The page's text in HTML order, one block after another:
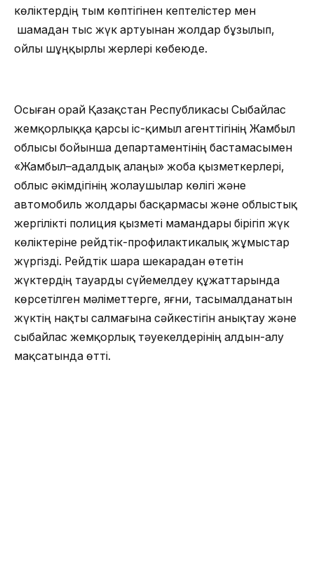
көліктердің тым көптігінен кептелістер мен
шамадан тыс жүк артуынан жолдар бұзылып,
ойлы шұңқырлы жерлері көбеюде.
Осыған орай Қазақстан Республикасы Сыбайлас
жемқорлыққа қарсы іс-қимыл агенттігінің Жамбыл
облысы бойынша департаментінің бастамасымен
«Жамбыл–адалдық алаңы» жоба қызметкерлері,
облыс әкімдігінің жолаушылар көлігі және
автомобиль жолдары басқармасы және облыстық
жергілікті полиция қызметі мамандары бірігіп жүк
көліктеріне рейдтік-профилактикалық жұмыстар
жүргізді. Рейдтік шара шекарадан өтетін
жүктердің тауарды сүйемелдеу құжаттарында
көрсетілген мәліметтерге, яғни, тасымалданатын
жүктің нақты салмағына сәйкестігін анықтау және
сыбайлас жемқорлық тәуекелдерінің алдын-алу
мақсатында өтті.